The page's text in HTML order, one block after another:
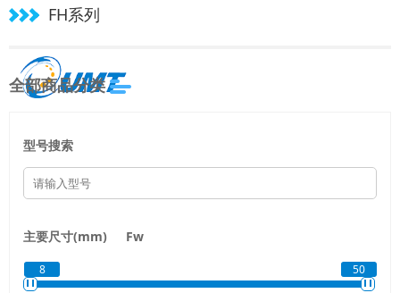
FH系列
全部商品分类
型号搜索
主要尺寸(mm) Fw
8 50